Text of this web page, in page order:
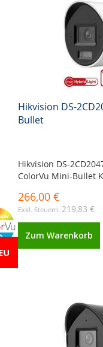
Hikvision DS-
Bullet
Hikvision DS-
ColorVu Mini-Bullet
266,00 €
219,83 €
Zum Warenkorb